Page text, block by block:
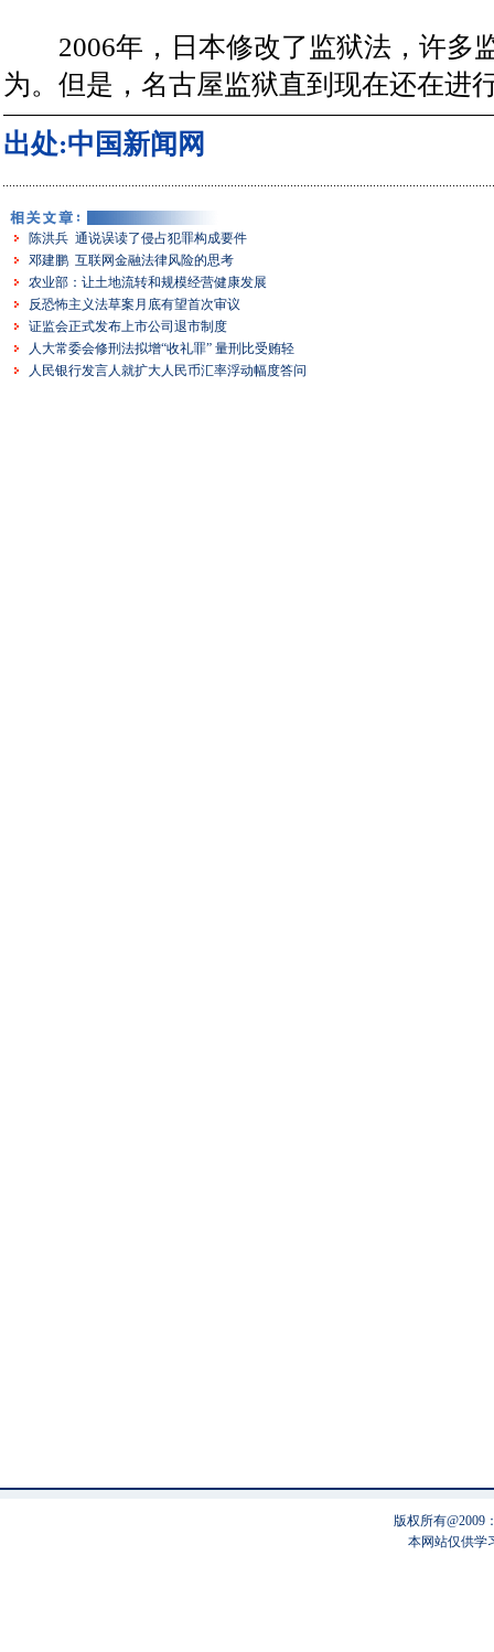
2006年，日本修改了监狱法，许多
为。但是，名古屋监狱直到现在还在进
出处:中国新闻网
陈洪兵 通说误读了侵占犯罪构成要件
邓建鹏 互联网金融法律风险的思考
农业部：让土地流转和规模经营健康发展
反恐怖主义法草案月底有望首次审议
证监会正式发布上市公司退市制度
人大常委会修刑法拟增“收礼罪” 量刑比受贿轻
人民银行发言人就扩大人民币汇率浮动幅度答问
版权所有@2009
本网站仅供学